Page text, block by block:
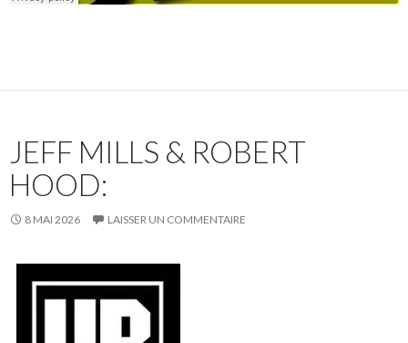
JEFF MILLS & ROBERT
HOOD:
8 MAI 2026 LAISSER UN COMMENTAIRE